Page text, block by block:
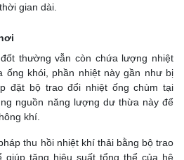
gian dài.
thường vẫn còn chứa lượng nhiệt
ống khói, phần nhiệt này gần như bị
đặt bộ trao đổi nhiệt ống chùm tại
nguồn năng lượng dư thừa này để
khí.
thu hồi nhiệt khí thải bằng bộ trao
giúp tăng hiệu suất tổng thể của hệ